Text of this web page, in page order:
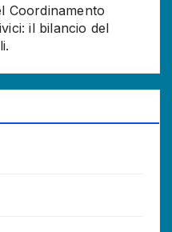
Coordinamento
il bilancio del